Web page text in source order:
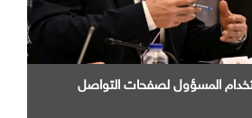
المسؤول لصفحات التواصل